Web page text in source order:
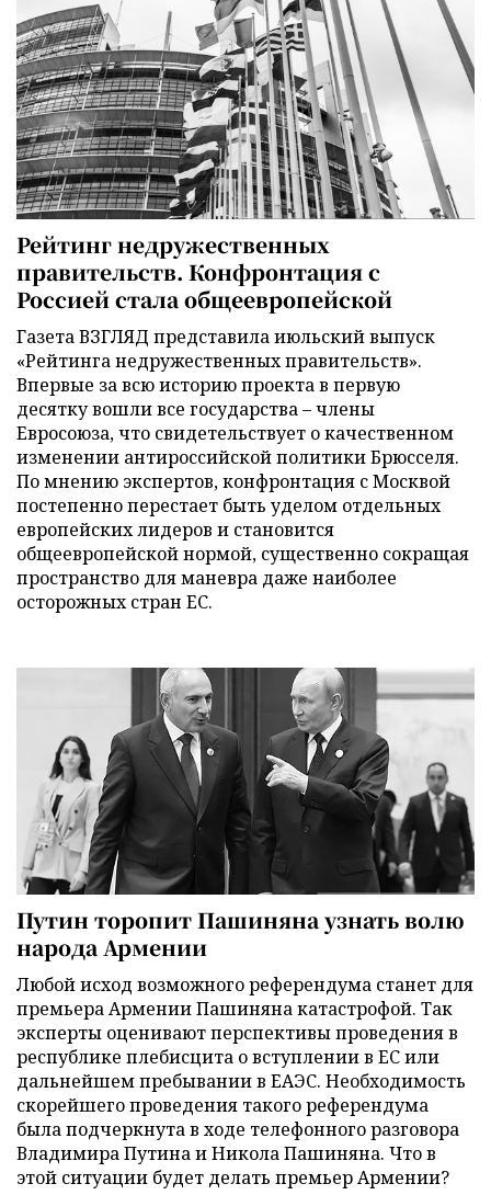
Рейтинг недружественных
правительств. Конфронтация с
Россией стала общеевропейской
Газета ВЗГЛЯД представила июльский выпуск
«Рейтинга недружественных правительств».
Впервые за всю историю проекта в первую
десятку вошли все государства – члены
Евросоюза, что свидетельствует о качественном
изменении антироссийской политики Брюсселя.
По мнению экспертов, конфронтация с Москвой
постепенно перестает быть уделом отдельных
европейских лидеров и становится
общеевропейской нормой, существенно сокращая
пространство для маневра даже наиболее
осторожных стран ЕС.
Путин торопит Пашиняна узнать волю
народа Армении
Любой исход возможного референдума станет для
премьера Армении Пашиняна катастрофой. Так
эксперты оценивают перспективы проведения в
республике плебисцита о вступлении в ЕС или
дальнейшем пребывании в ЕАЭС. Необходимость
скорейшего проведения такого референдума
была подчеркнута в ходе телефонного разговора
Владимира Путина и Никола Пашиняна. Что в
этой ситуации будет делать премьер Армении?